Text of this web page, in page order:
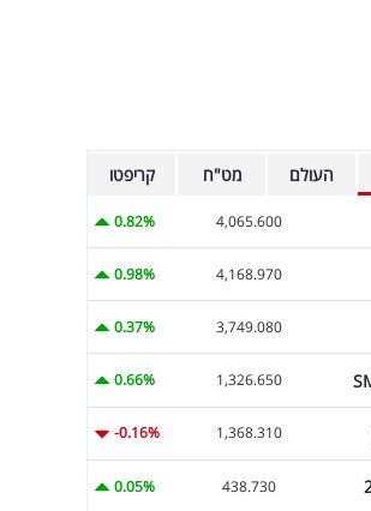
העולם מט"ח קריפטו
4,065.600
0.82%
4,168.970
0.98%
3,749.080
0.37%
1,326.650
0.66%
1,368.310
-0.16%
438.730
0.05%